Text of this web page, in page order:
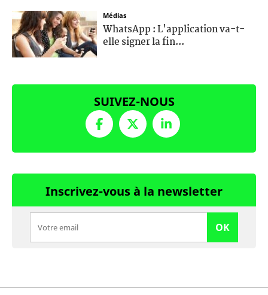
Médias
WhatsApp : L'application va-t-
elle signer la fin...
SUIVEZ-NOUS
Inscrivez-vous à la newsletter
OK